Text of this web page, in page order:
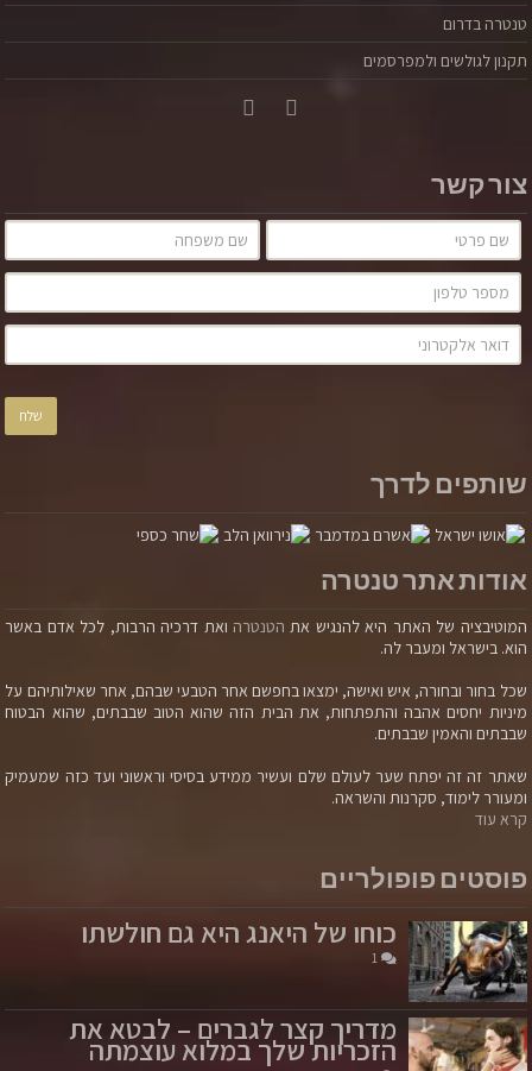
טנטרה בדרום
תקנון לגולשים ולמפרסמים
צור קשר
שותפים לדרך
אודות אתר טנטרה
המוטיבציה של האתר היא להנגיש את הטנטרה ואת דרכיה הרבות, לכל אדם באשר
הוא. בישראל ומעבר לה.
שכל בחור ובחורה, איש ואישה, ימצאו בחפשם אחר הטבעי שבהם, אחר שאילותיהם על
מיניות יחסים אהבה והתפתחות, את הבית הזה שהוא הטוב שבבתים, שהוא הבטוח
שבבתים והאמין שבבתים.
שאתר זה זה יפתח שער לעולם שלם ועשיר ממידע בסיסי וראשוני ועד כזה שמעמיק
ומעורר לימוד, סקרנות והשראה.
קרא עוד
פוסטים פופולריים
כוחו של היאנג היא גם חולשתו
1
מדריך קצר לגברים – לבטא את
הזכריות שלך במלוא עוצמתה